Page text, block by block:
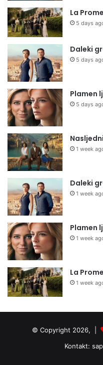
La
5 days
Daleki
5 days
Plamen
5 days
1 week
Daleki
1 week
Plamen
1 week
La
1 week
© Copyright 2026, |
Kontakt: